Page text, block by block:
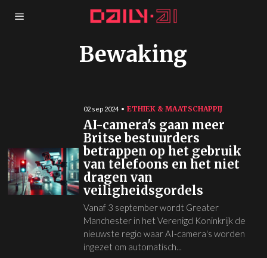
Bewaking
02 sep 2024 ETHIEK & MAATSCHAPPIJ
AI-camera's gaan meer
Britse bestuurders
betrappen op het gebruik
van telefoons en het niet
dragen van
veiligheidsgordels
Vanaf 3 september wordt Greater
Manchester in het Verenigd Koninkrijk de
nieuwste regio waar AI-camera's worden
ingezet om automatisch...